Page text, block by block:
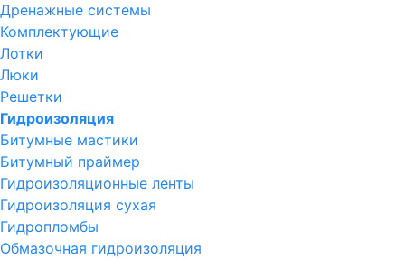
Дренажные системы
Комплектующие
Лотки
Люки
Решетки
Гидроизоляция
Битумные мастики
Битумный праймер
Гидроизоляционные ленты
Гидроизоляция сухая
Гидропломбы
Обмазочная гидроизоляция